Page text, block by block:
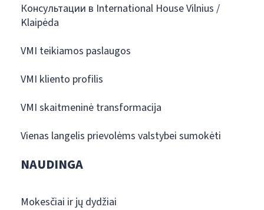
Консультации в International House Vilnius /
Klaipėda
VMI teikiamos paslaugos
VMI kliento profilis
VMI skaitmeninė transformacija
Vienas langelis prievolėms valstybei sumokėti
NAUDINGA
Mokesčiai ir jų dydžiai